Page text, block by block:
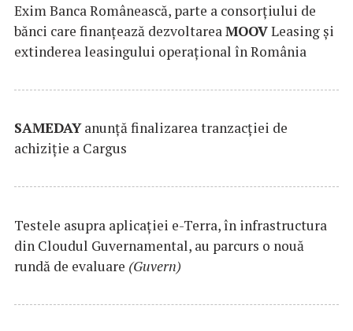
Exim Banca Românească, parte a consorțiului de
bănci care finanțează dezvoltareaMOOVLeasing și
extinderea leasingului operațional în România
SAMEDAYanunță finalizarea tranzacției de
achiziție a Cargus
Testele asupra aplicaţiei e-Terra, în infrastructura
din Cloudul Guvernamental, au parcurs o nouă
rundă de evaluare (Guvern)